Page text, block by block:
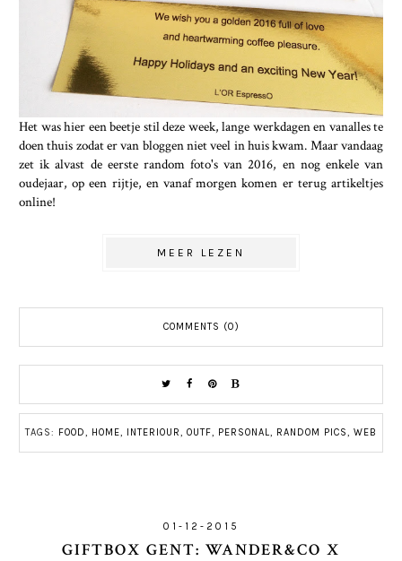
Het was hier een beetje stil deze week, lange werkdagen en vanalles te
doen thuis zodat er van bloggen niet veel in huis kwam. Maar vandaag
zet ik alvast de eerste random foto's van 2016, en nog enkele van
oudejaar, op een rijtje, en vanaf morgen komen er terug artikeltjes
online!
MEER LEZEN
COMMENTS (0)
TAGS: FOOD, HOME, INTERIOUR, OUTF, PERSONAL, RANDOM PICS, WEB
01-12-2015
GIFTBOX GENT: WANDER&CO X